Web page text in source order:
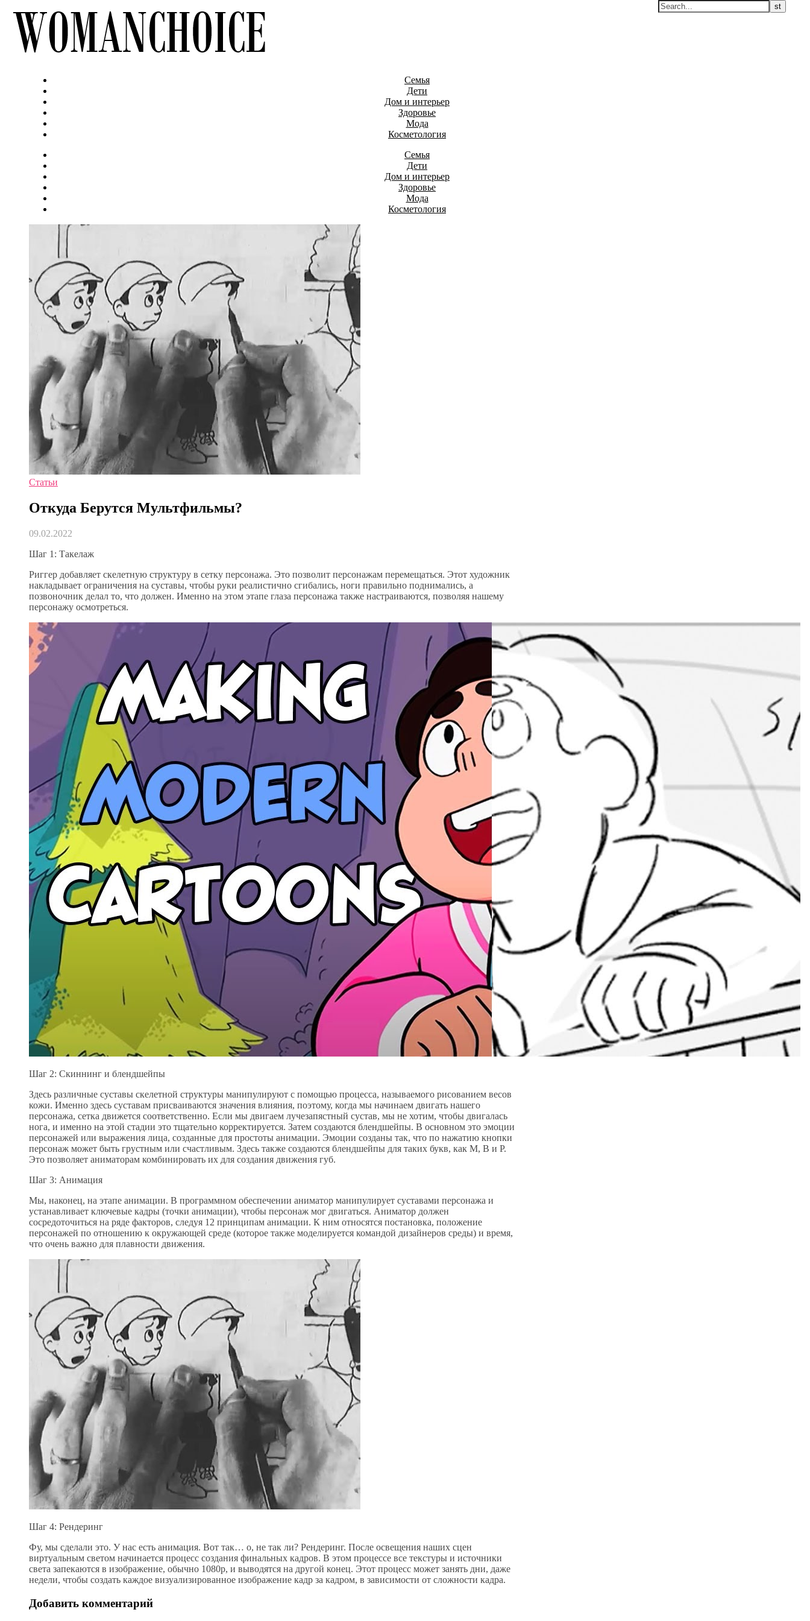
Семья
Дети
Дом и интерьер
Здоровье
Мода
Косметология
Семья
Дети
Дом и интерьер
Здоровье
Мода
Косметология
Статьи
Откуда Берутся Мультфильмы?
09.02.2022
Шаг 1: Такелаж
Риггер добавляет скелетную структуру в сетку персонажа. Это позволит персонажам перемещаться. Этот художник
накладывает ограничения на суставы, чтобы руки реалистично сгибались, ноги правильно поднимались, а
позвоночник делал то, что должен. Именно на этом этапе глаза персонажа также настраиваются, позволяя нашему
персонажу осмотреться.
Шаг 2: Скиннинг и блендшейпы
Здесь различные суставы скелетной структуры манипулируют с помощью процесса, называемого рисованием весов
кожи. Именно здесь суставам присваиваются значения влияния, поэтому, когда мы начинаем двигать нашего
персонажа, сетка движется соответственно. Если мы двигаем лучезапястный сустав, мы не хотим, чтобы двигалась
нога, и именно на этой стадии это тщательно корректируется. Затем создаются блендшейпы. В основном это эмоции
персонажей или выражения лица, созданные для простоты анимации. Эмоции созданы так, что по нажатию кнопки
персонаж может быть грустным или счастливым. Здесь также создаются блендшейпы для таких букв, как M, B и P.
Это позволяет аниматорам комбинировать их для создания движения губ.
Шаг 3: Анимация
Мы, наконец, на этапе анимации. В программном обеспечении аниматор манипулирует суставами персонажа и
устанавливает ключевые кадры (точки анимации), чтобы персонаж мог двигаться. Аниматор должен
сосредоточиться на ряде факторов, следуя 12 принципам анимации. К ним относятся постановка, положение
персонажей по отношению к окружающей среде (которое также моделируется командой дизайнеров среды) и время,
что очень важно для плавности движения.
Шаг 4: Рендеринг
Фу, мы сделали это. У нас есть анимация. Вот так… о, не так ли? Рендеринг. После освещения наших сцен
виртуальным светом начинается процесс создания финальных кадров. В этом процессе все текстуры и источники
света запекаются в изображение, обычно 1080p, и выводятся на другой конец. Этот процесс может занять дни, даже
недели, чтобы создать каждое визуализированное изображение кадр за кадром, в зависимости от сложности кадра.
Добавить комментарий